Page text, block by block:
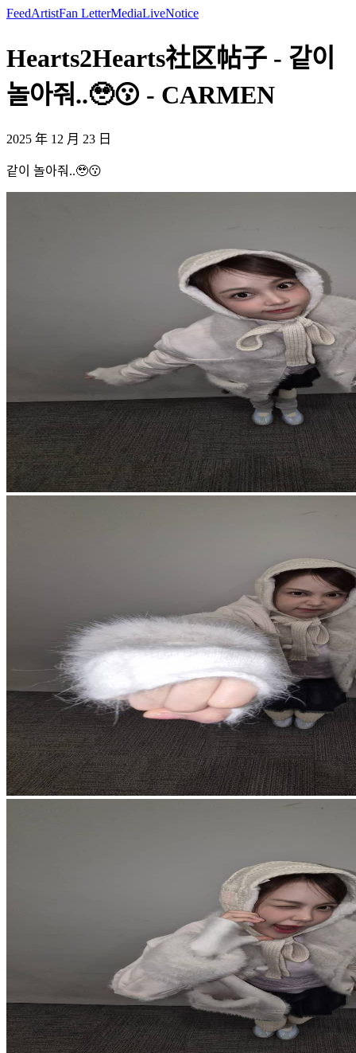
FeedArtistFan LetterMediaLiveNotice
Hearts2Hearts社区帖子 - 같이
놀아줘..🥹😗 - CARMEN
2025 年 12 月 23 日
같이 놀아줘..🥹😗